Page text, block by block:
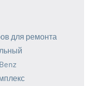
для ремонта